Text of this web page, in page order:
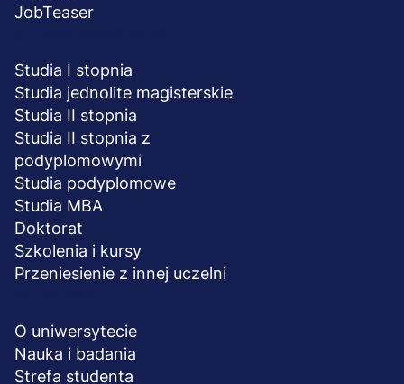
JobTeaser
Studia I stopnia
Studia jednolite magisterskie
Studia II stopnia
Studia II stopnia z
podyplomowymi
Studia podyplomowe
Studia MBA
Doktorat
Szkolenia i kursy
Przeniesienie z innej uczelni
O uniwersytecie
Nauka i badania
Strefa studenta